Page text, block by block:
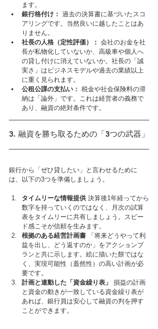
ます。
銀行格付け： 過去の決算書に基づいたスコ
アリングです。当然良いに越したことはあ
りません。
社長の人格（定性評価）： 会社のお金を社
長が私物化していないか、高級車や個人へ
の貸し付けに消えていないか。社長の「誠
実さ」はビジネスモデルや過去の業績以上
に重く見られます。
公租公課の支払い： 税金や社会保険料の滞
納は「論外」です。これは経営者の義務で
あり、融資の絶対条件です。
3. 融資を勝ち取るための「3つの武器」
銀行から「ぜひ貸したい」と言わせるために
は、以下の3つを準備しましょう。
タイムリーな情報提供 決算後1年経ってから
数字を持っていくのではなく、月次の試算
表をタイムリーに共有しましょう。スピー
ド感こそが信頼を生みます。
根拠のある経営計画書 「将来どうやって利
益を出し、どう返すのか」をアクションプ
ランと共に示します。絵に描いた餅ではな
く、実現可能性（蓋然性）の高い計画が必
要です。
計画と連動した「資金繰り表」
損益の計画
と資金の動きが一致している資金繰り表が
あれば、銀行員は安心して融資の判を押す
ことができます。